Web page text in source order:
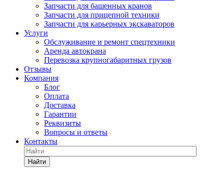
Запчасти для башенных кранов
Запчасти для прицепной техники
Запчасти для карьерных экскаваторов
Услуги
Обслуживание и ремонт спецтехники
Аренда автокрана
Перевозка крупногабаритных грузов
Отзывы
Компания
Блог
Оплата
Доставка
Гарантии
Реквизиты
Вопросы и ответы
Контакты
Найти